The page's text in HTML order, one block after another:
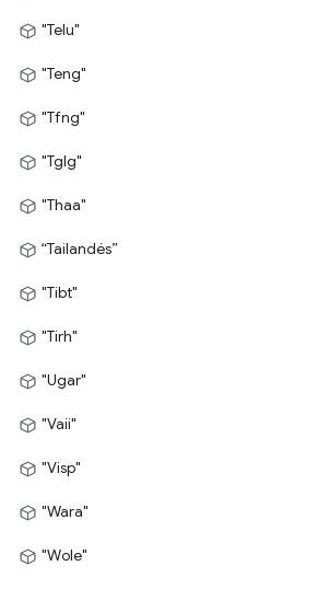
"Telu"
"Teng"
"Tfng"
"Tglg"
"Thaa"
“Tailandés”
"Tibt"
"Tirh"
"Ugar"
"Vaii"
"Visp"
"Wara"
"Wole"